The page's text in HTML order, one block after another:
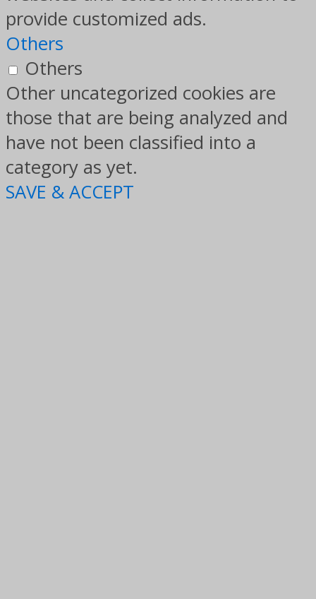
provide customized ads.
Others
Others
Other uncategorized cookies are
those that are being analyzed and
have not been classified into a
category as yet.
SAVE & ACCEPT